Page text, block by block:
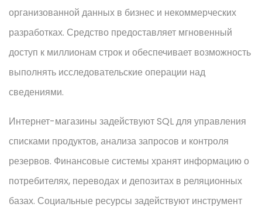
организованной данных в бизнес и некоммерческих
разработках. Средство предоставляет мгновенный
доступ к миллионам строк и обеспечивает возможность
выполнять исследовательские операции над
сведениями.
Интернет-магазины задействуют SQL для управления
списками продуктов, анализа запросов и контроля
резервов. Финансовые системы хранят информацию о
потребителях, переводах и депозитах в реляционных
базах. Социальные ресурсы задействуют инструмент